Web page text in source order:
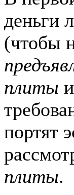
деньги
(чтобы
плиты
портят
плиты.